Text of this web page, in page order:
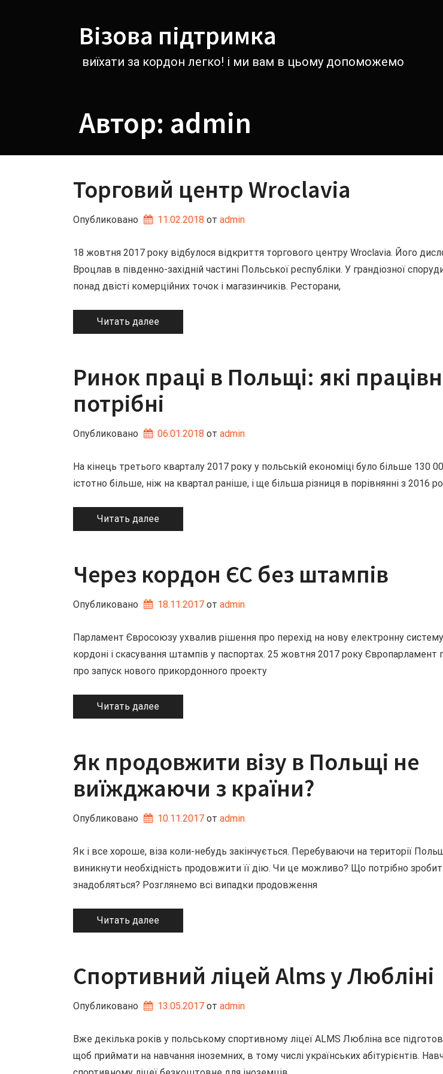
Візова підтримка
виїхати за кордон легко! і ми вам в цьому допоможемо
Автор: admin
Торговий центр Wroclavia
Опубликовано 11.02.2018 от admin
18 жовтня 2017 року відбулося відкриття торгового центру Wroclavia. Його
Вроцлав в південно-західній частині Польської республіки. У грандіозної
понад двісті комерційних точок і магазинчиків. Ресторани,
Читать далее
Ринок праці в Польщі: які
потрібні
Опубликовано 06.01.2018 от admin
На кінець третього кварталу 2017 року у польській економіці було більше 130
істотно більше, ніж на квартал раніше, і ще більша різниця в порівнянні з 2016
Читать далее
Через кордон ЄС без штампів
Опубликовано 18.11.2017 от admin
Парламент Євросоюзу ухвалив рішення про перехід на нову електронну
кордоні і скасування штампів у паспортах. 25 жовтня 2017 року Європарламент
про запуск нового прикордонного проекту
Читать далее
Як продовжити візу в Польщі не
виїжджаючи з країни?
Опубликовано 10.11.2017 от admin
Як і все хороше, віза коли-небудь закінчується. Перебуваючи на території
виникнути необхідність продовжити її дію. Чи це можливо? Що потрібно
знадобляться? Розглянемо всі випадки продовження
Читать далее
Спортивний ліцей Alms у Любліні
Опубликовано 13.05.2017 от admin
Вже декілька років у польському спортивному ліцеї ALMS Любліна все
щоб приймати на навчання іноземних, в тому числі українських абітурієнтів.